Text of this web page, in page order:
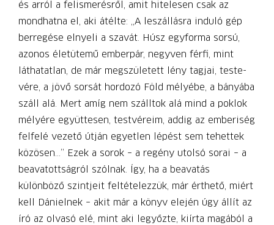
és arról a felismerésről, amit hitelesen csak az
mondhatna el, aki átélte: „A leszállásra induló gép
berregése elnyeli a szavát. Húsz egyforma sorsú,
azonos életütemű emberpár, negyven férfi, mint
láthatatlan, de már megszületett lény tagjai, teste-
vére, a jövő sorsát hordozó Föld mélyébe, a bányába
száll alá. Mert amíg nem szálltok alá mind a poklok
mélyére együttesen, testvéreim, addig az emberiség
felfelé vezető útján egyetlen lépést sem tehettek
közösen…” Ezek a sorok – a regény utolsó sorai – a
beavatottságról szólnak. Így, ha a beavatás
különböző szintjeit feltételezzük, már érthető, miért
kell Dánielnek – akit már a könyv elején úgy állít az
író az olvasó elé, mint aki legyőzte, kiírta magából a